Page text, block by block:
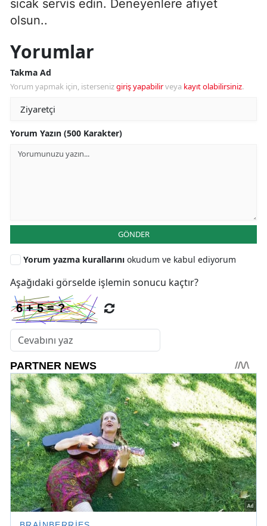
sıcak servis edin. Deneyenlere afiyet
olsun..
Yorumlar
Takma Ad
Yorum yapmak için, istersenizgiriş yapabilirveya kayıt olabilirsiniz.
Yorum Yazın (500 Karakter)
GÖNDER
Yorum yazma kurallarını okudum ve kabul ediyorum
Aşağıdaki görselde işlemin sonucu kaçtır?